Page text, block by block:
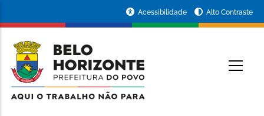
conteúdo
principal
da
Prefeitura
de
Acessibilidade Alto Contraste